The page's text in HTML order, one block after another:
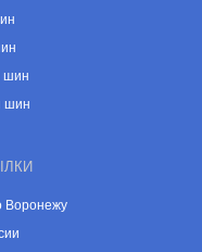
шин
шин
Воронежу